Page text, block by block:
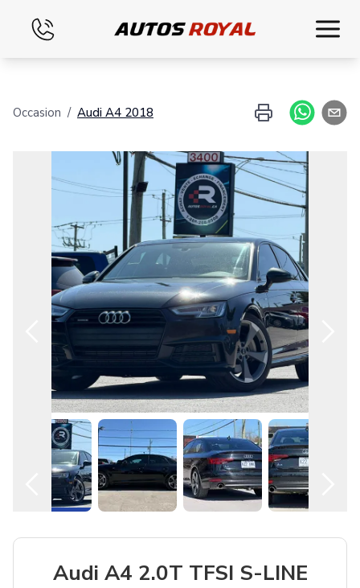
Financement
Évaluez votre échange
Nous joindre
Français
Occasion / Audi A4 2018
Audi A4 2.0T TFSI S-LINE